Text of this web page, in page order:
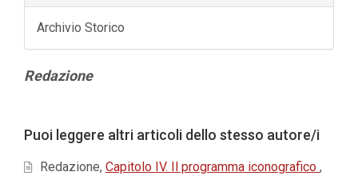
Archivio Storico
Contenuto
Redazione
dell'articolo
Puoi leggere altri articoli dello stesso autore/i
Redazione, Capitolo IV. Il programma iconografico ,